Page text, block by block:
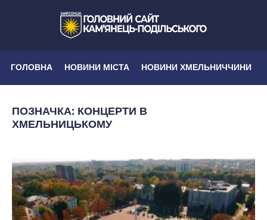
ГОЛОВНА НОВИНИ МІСТА НОВИНИ ХМЕЛЬНИЧЧИНИ
ПОЗНАЧКА: КОНЦЕРТИ В
ХМЕЛЬНИЦЬКОМУ